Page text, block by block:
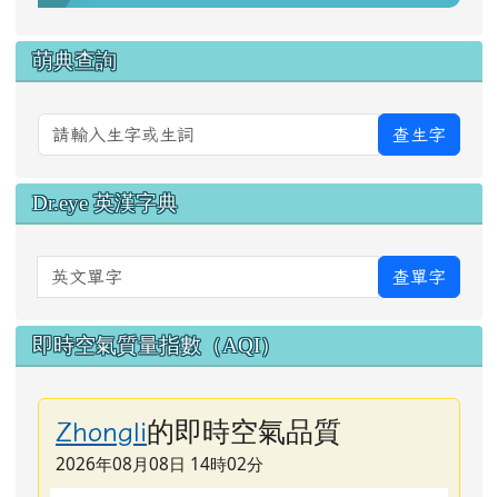
萌典查詢
查生字
Dr.eye 英漢字典
英文單字 查單字
即時空氣質量指數（AQI）
Zhongli的即時空氣品質
2026年08月08日 14時02分